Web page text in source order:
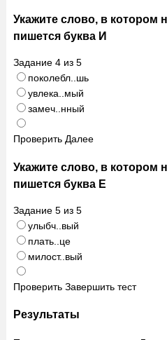
Укажите слово, в котором
пишется буква И
Задание 4из 5
поколебл..шь
увлека..мый
замеч..нный
Проверить Далее
Укажите слово, в котором
пишется буква Е
Задание 5из 5
улыбч..вый
плать..це
милост..вый
Проверить Завершить тест
Результаты